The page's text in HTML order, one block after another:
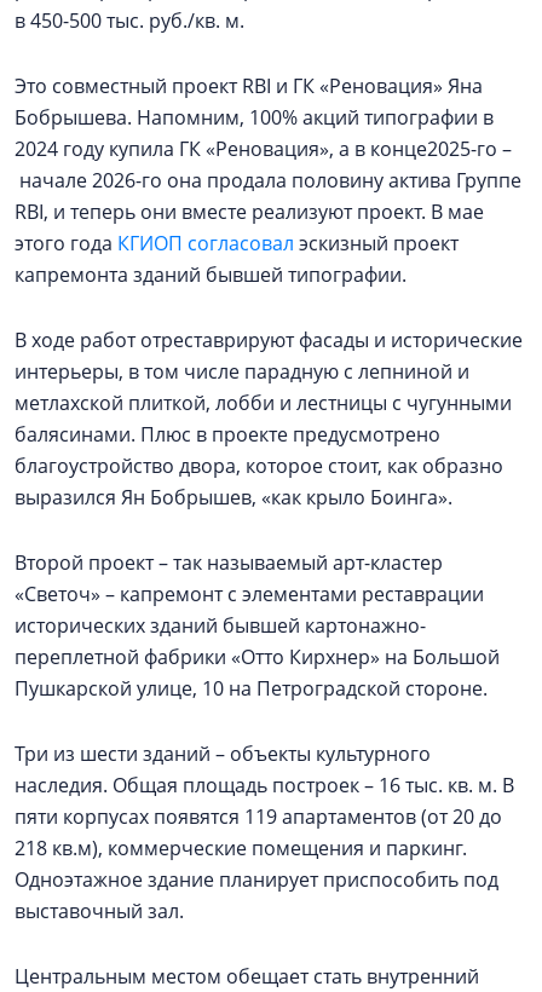
в 450-500 тыс. руб./кв. м.
Это совместный проект RBI и ГК «Реновация» Яна
Бобрышева. Напомним, 100% акций типографии в
2024 году купила ГК «Реновация», а в конце2025-го –
начале 2026-го она продала половину актива Группе
RBI, и теперь они вместе реализуют проект. В мае
этого года КГИОП согласовал эскизный проект
капремонта зданий бывшей типографии.
В ходе работ отреставрируют фасады и исторические
интерьеры, в том числе парадную с лепниной и
метлахской плиткой, лобби и лестницы с чугунными
балясинами. Плюс в проекте предусмотрено
благоустройство двора, которое стоит, как образно
выразился Ян Бобрышев, «как крыло Боинга».
Второй проект – так называемый арт-кластер
«Светоч» – капремонт с элементами реставрации
исторических зданий бывшей картонажно-
переплетной фабрики «Отто Кирхнер» на Большой
Пушкарской улице, 10 на Петроградской стороне.
Три из шести зданий – объекты культурного
наследия. Общая площадь построек – 16 тыс. кв. м. В
пяти корпусах появятся 119 апартаментов (от 20 до
218 кв.м), коммерческие помещения и паркинг.
Одноэтажное здание планирует приспособить под
выставочный зал.
Центральным местом обещает стать внутренний